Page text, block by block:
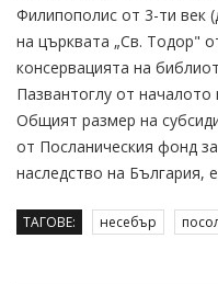
Филипополис от 3-ти век
на църквата „Св. Тодор"
консервацията на
Пазвантоглу от
Общият размер на
от Посланическия фонд
наследство на България,
ТАГОВЕ: несебър